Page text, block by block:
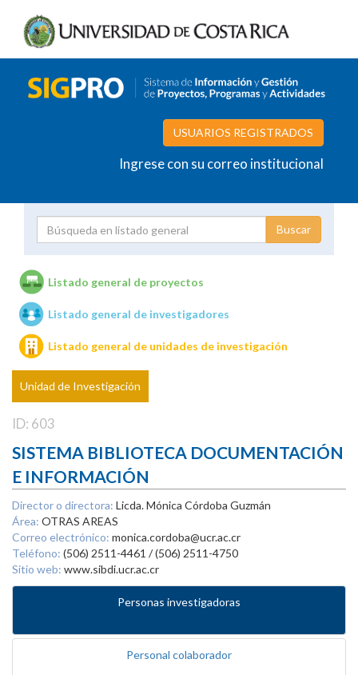
USUARIOS REGISTRADOS
Ingrese con su correo institucional
Unidades de investigación
Listado general de proyectos
Listado general de investigadores
Listado general de unidades de investigación
Unidad de Investigación
ID: 603
SISTEMA BIBLIOTECA DOCUMENTACIÓN
E INFORMACIÓN
Director o directora: Licda. Mónica Córdoba Guzmán
Área: OTRAS AREAS
Correo electrónico: monica.cordoba@ucr.ac.cr
Teléfono: (506) 2511-4461 / (506) 2511-4750
Sitio web: www.sibdi.ucr.ac.cr
Personas investigadoras
Personal colaborador